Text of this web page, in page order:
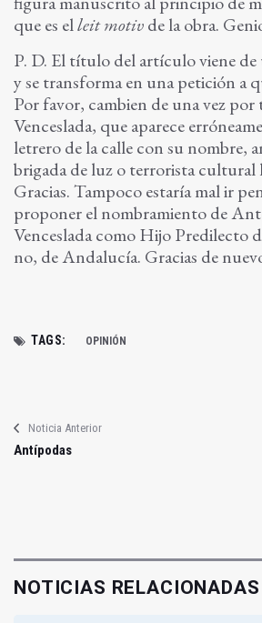
que es elleit motivde la obra.
P. D. El título del artículo viene
y se transforma en una petición a
Por favor, cambien de una vez por
Venceslada, que aparece
letrero de la calle con su nombre,
brigada de luz o terrorista cultural
Gracias. Tampoco estaría mal ir
proponer el nombramiento de
Venceslada como Hijo Predilecto
no, de Andalucía. Gracias de
TAGS: OPINIÓN
Noticia Anterior
Antípodas
NOTICIAS RELACIONADAS